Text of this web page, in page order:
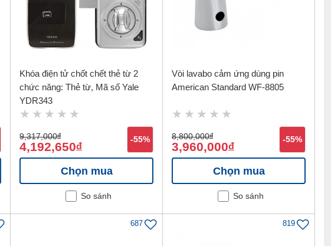
Khóa điện tử chốt chết thẻ từ 2
chức năng: Thẻ từ, Mã số Yale
YDR343
9,317,000đ
4,192,650đ
-55%
Chọn mua
So sánh
Vòi lavabo cảm ứng dùng pin
American Standard WF-8805
8,800,000đ
3,960,000đ
-55%
Chọn mua
So sánh
687 819